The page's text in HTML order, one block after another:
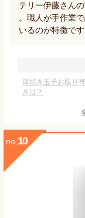
テリー伊藤さん
。職人が手作業
いるのが特徴です
厚焼き玉子お取り
きは？
no. 10